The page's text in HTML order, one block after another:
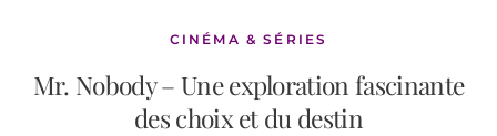
CINÉMA & SÉRIES
Mr. Nobody – Une exploration fascinante
des choix et du destin